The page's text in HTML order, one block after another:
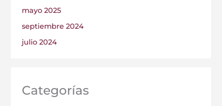
mayo 2025
septiembre 2024
julio 2024
Categorías